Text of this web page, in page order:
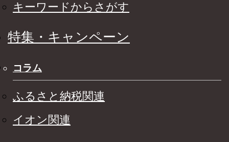
キーワードからさがす
特集・キャンペーン
コラム
ふるさと納税関連
イオン関連